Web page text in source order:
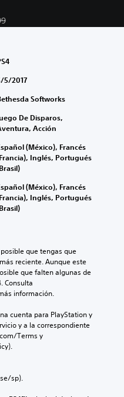
US$7.99. Precio original:
5/2017
Softworks
De Disparos,
Acción
(México), Francés
Inglés, Portugués
(México), Francés
Inglés, Portugués
que tengas que
reciente. Aunque este
que falten algunas de
Consulta
información.
cuenta para PlayStation y
y a la correspondiente
Terms y
sp).